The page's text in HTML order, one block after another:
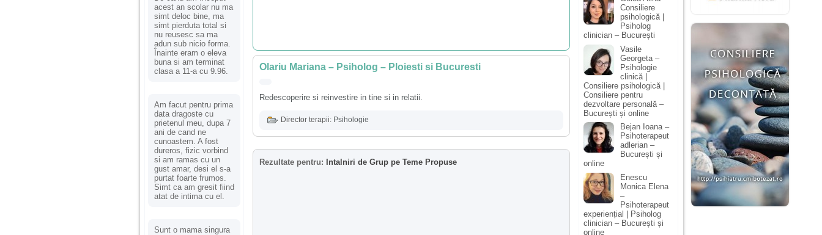
acest an scolar nu ma
simt deloc bine, ma
simt pierduta total si
nu reusesc sa ma
adun sub nicio forma.
Înainte eram o eleva
buna si am terminat
clasa a 11-a cu 9.96.
Am facut pentru prima
data dragoste cu
prietenul meu, dupa 7
ani de cand ne
cunoastem. A fost
dureros, fizic vorbind
si am ramas cu un
gust amar, desi el s-a
purtat foarte frumos.
Simt ca am gresit fiind
atat de intima cu el.
Sunt o mama singura
Olariu Mariana – Psiholog – Ploiesti si Bucuresti
Redescoperire si reinvestire in tine si in relatii.
Director terapii: Psihologie
Rezultate pentru: Intalniri de Grup pe Teme Propuse
Consiliere
psihologică |
Psiholog
clinician – București
Vasile
Georgeta –
Psihologie
clinică |
Consiliere psihologică |
Consiliere pentru
dezvoltare personală –
București și online
Bejan Ioana –
Psihoterapeut
adlerian –
București și
online
Enescu
Monica Elena
–
Psihoterapeut
experiențial | Psiholog
clinician – București și
online